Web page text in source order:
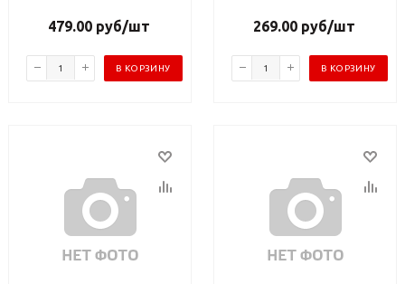
479.00руб/шт
В КОРЗИНУ
269.00руб/шт
В КОРЗИНУ